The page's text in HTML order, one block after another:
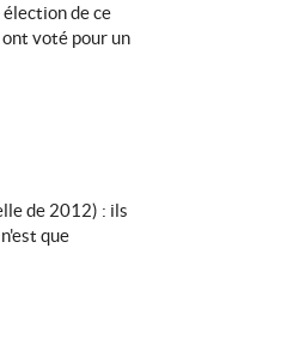
de ce
voté pour un
de 2012) : ils
que